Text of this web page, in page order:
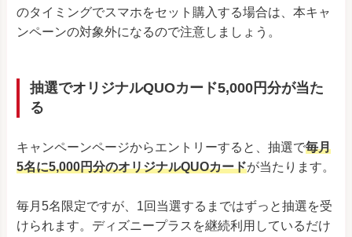
のタイミングでスマホをセット購入する場合は、本キャ
ンペーンの対象外になるので注意しましょう。
抽選でオリジナルQUOカード5,000円分が当た
る
キャンペーンページからエントリーすると、抽選で毎月
5名に5,000円分のオリジナルQUOカードが当たります。
毎月5名限定ですが、1回当選するまではずっと抽選を受
けられます。ディズニープラスを継続利用しているだけ